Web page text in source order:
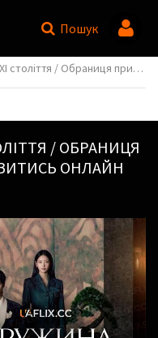
Пошук
/ Perfect Crown / 21st Century Grand Prince's Wife / 21segi daegun buin
/ ОБРАНИЦЯ
ОНЛАЙН